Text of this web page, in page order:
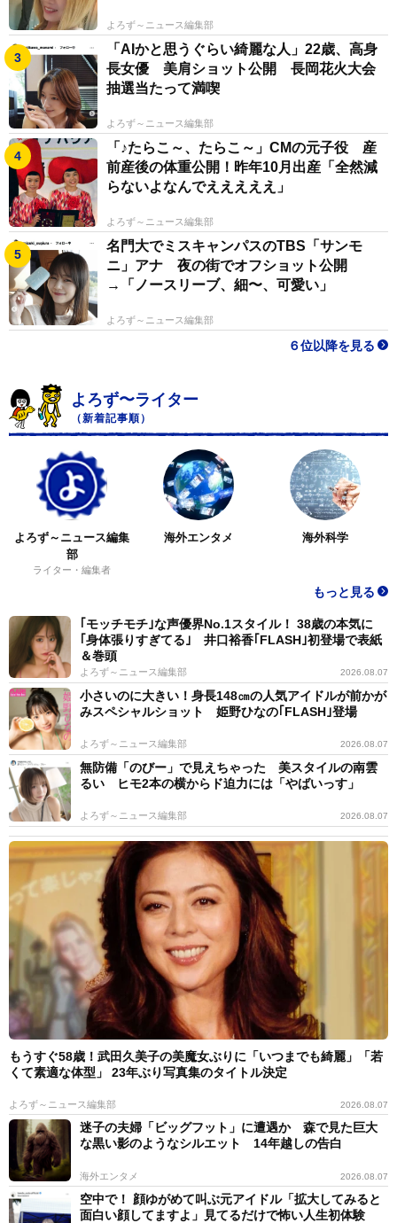
よろず～ニュース編集部
「AIかと思うぐらい綺麗な人」22歳、高身
長女優 美肩ショット公開 長岡花火大会
抽選当たって満喫
よろず～ニュース編集部
「♪たらこ～、たらこ～」CMの元子役 産
前産後の体重公開！昨年10月出産「全然減
らないよなんでえええええ」
よろず～ニュース編集部
名門大でミスキャンパスのTBS「サンモ
ニ」アナ 夜の街でオフショット公開
→「ノースリーブ、細〜、可愛い」
よろず～ニュース編集部
６位以降を見る
よろず〜ライター
（新着記事順）
よろず～ニュース編集
部
ライター・編集者
海外エンタメ 海外科学
もっと見る
｢モッチモチ｣な声優界No.1スタイル！ 38歳の本気に
｢身体張りすぎてる｣ 井口裕香｢FLASH｣初登場で表紙
＆巻頭
よろず～ニュース編集部 2026.08.07
小さいのに大きい！身長148㎝の人気アイドルが前かが
みスペシャルショット 姫野ひなの｢FLASH｣登場
よろず～ニュース編集部 2026.08.07
無防備「のびー」で見えちゃった 美スタイルの南雲
るい ヒモ2本の横からド迫力には「やばいっす」
よろず～ニュース編集部 2026.08.07
もうすぐ58歳！武田久美子の美魔女ぶりに「いつまでも綺麗」「若
くて素適な体型」 23年ぶり写真集のタイトル決定
よろず～ニュース編集部 2026.08.07
迷子の夫婦「ビッグフット」に遭遇か 森で見た巨大
な黒い影のようなシルエット 14年越しの告白
海外エンタメ 2026.08.07
空中で！ 顔ゆがめて叫ぶ元アイドル「拡大してみると
面白い顔してますよ」見てるだけで怖い人生初体験